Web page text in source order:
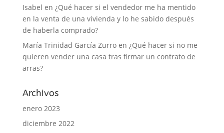
Isabel en ¿Qué hacer si el vendedor me ha mentido
en la venta de una vivienda y lo he sabido después
de haberla comprado?
María Trinidad García Zurro en ¿Qué hacer si no me
quieren vender una casa tras firmar un contrato de
arras?
Archivos
enero 2023
diciembre 2022